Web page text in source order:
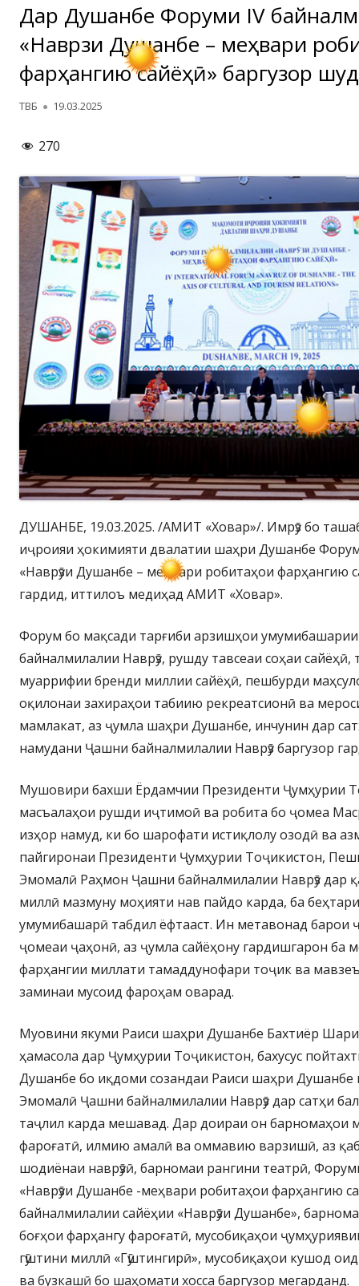
Дар Душанбе Форуми IV
«Наврӯзи Душанбе – меҳвари
фарҳангию сайёҳӣ» баргузор
Автор
ТВБ Опубликовано
19.03.2025
270
ДУШАНБЕ, 19.03.2025. /АМИТ «Ховар»/. Имрӯз бо
иҷроияи ҳокимияти двалатии шаҳри Душанбе
«Наврӯзи Душанбе – меҳвари робитаҳои фарҳангию
гардид, иттилоъ медиҳад АМИТ «Ховар».
Форум бо мақсади тарғиби арзишҳои
байналмилалии Наврӯз, рушду тавсеаи соҳаи сайёҳӣ,
муаррифии бренди миллии сайёҳӣ, пешбурди
оқилонаи захираҳои табиию рекреатсионӣ ва
мамлакат, аз ҷумла шаҳри Душанбе, инчунин дар
намудани Ҷашни байналмилалии Наврӯз баргузор
Мушовири бахши Ёрдамчии Президенти Ҷумҳурии
масъалаҳои рушди иҷтимоӣ ва робита бо ҷомеа
изҳор намуд, ки бо шарофати истиқлолу озодӣ ва
пайгиронаи Президенти Ҷумҳурии Тоҷикистон,
Эмомалӣ Раҳмон Ҷашни байналмилалии Наврӯз дар
миллӣ мазмуну моҳияти нав пайдо карда, ба
умумибашарӣ табдил ёфтааст. Ин метавонад барои
ҷомеаи ҷаҳонӣ, аз ҷумла сайёҳону гардишгарон ба
фарҳангии миллати тамаддунофари тоҷик ва
заминаи мусоид фароҳам оварад.
Муовини якуми Раиси шаҳри Душанбе Бахтиёр
ҳамасола дар Ҷумҳурии Тоҷикистон, бахусус
Душанбе бо иқдоми созандаи Раиси шаҳри Душанбе
Эмомалӣ Ҷашни байналмилалии Наврӯз дар сатҳи
таҷлил карда мешавад. Дар доираи он барномаҳои
фароғатӣ, илмию амалӣ ва оммавию варзишӣ, аз
шодиёнаи наврӯзӣ, барномаи рангини театрӣ,
«Наврӯзи Душанбе -меҳвари робитаҳои фарҳангию
байналмилалии сайёҳии «Наврӯзи Душанбе»,
боғҳои фарҳангу фароғатӣ, мусобиқаҳои
гӯштини миллӣ «Гӯштингирӣ», мусобиқаҳои кушод
ва бузкашӣ бо шаҳомати хосса баргузор мегарданд.